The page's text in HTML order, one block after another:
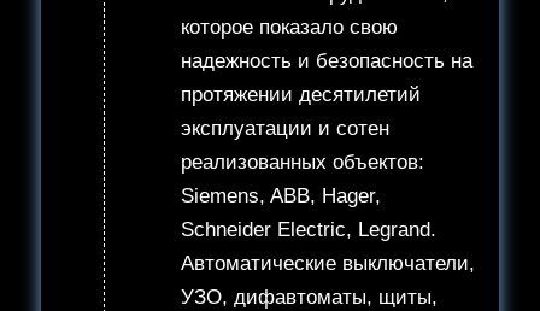
которое показало свою
надежность и безопасность на
протяжении десятилетий
эксплуатации и сотен
реализованных объектов:
Siemens, ABB, Hager,
Schneider Electric, Legrand.
Автоматические выключатели,
УЗО, дифавтоматы, щиты,